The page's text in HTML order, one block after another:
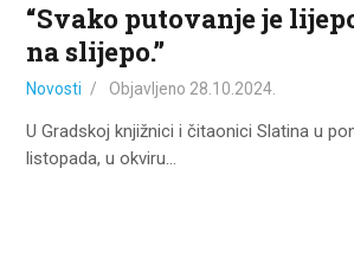
“Svako putovanje je
na slijepo.”
Novosti Objavljeno 28.10.2024.
U Gradskoj knjižnici i čitaonici Slatina u
listopada, u okviru…